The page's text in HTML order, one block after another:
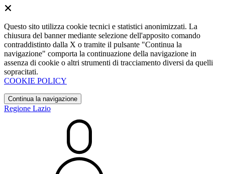
Questo sito utilizza cookie tecnici e statistici anonimizzati. La
chiusura del banner mediante selezione dell'apposito comando
contraddistinto dalla X o tramite il pulsante "Continua la
navigazione" comporta la continuazione della navigazione in
assenza di cookie o altri strumenti di tracciamento diversi da quelli
sopracitati.
COOKIE POLICY
Continua la navigazione
Regione Lazio